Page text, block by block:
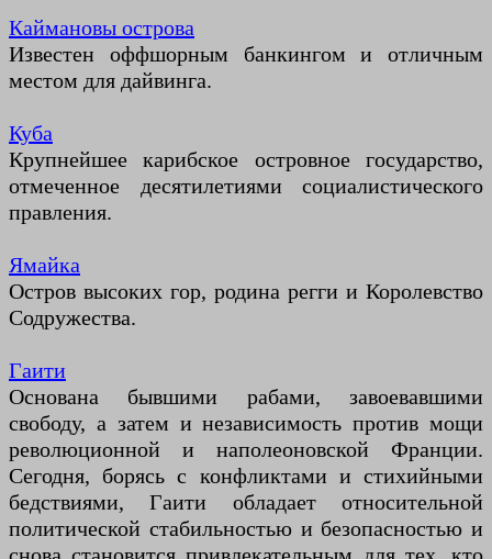
Каймановы острова
Известен оффшорным банкингом и отличным
местом для дайвинга.
Куба
Крупнейшее карибское островное государство,
отмеченное десятилетиями социалистического
правления.
Ямайка
Остров высоких гор, родина регги и Королевство
Содружества.
Гаити
Основана бывшими рабами, завоевавшими
свободу, а затем и независимость против мощи
революционной и наполеоновской Франции.
Сегодня, борясь с конфликтами и стихийными
бедствиями, Гаити обладает относительной
политической стабильностью и безопасностью и